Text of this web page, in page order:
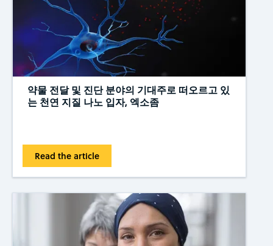
약물 전달 및 진단 분야의 기대주로 떠오르고 있
는 천연 지질 나노 입자, 엑소좀
Read the article